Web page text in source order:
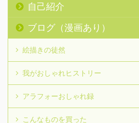
自己紹介
ブログ（漫画あり）
絵描きの徒然
我がおしゃれヒストリー
アラフォーおしゃれ録
こんなものを買った